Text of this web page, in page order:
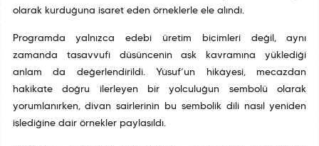
olarak kurduğuna işaret eden örneklerle ele alındı.
Programda yalnızca edebî üretim biçimleri değil, aynı
zamanda tasavvufî düşüncenin aşk kavramına yüklediği
anlam da değerlendirildi. Yûsuf’un hikâyesi, mecazdan
hakikate doğru ilerleyen bir yolculuğun sembolü olarak
yorumlanırken, divan şairlerinin bu sembolik dili nasıl yeniden
işlediğine dair örnekler paylaşıldı.